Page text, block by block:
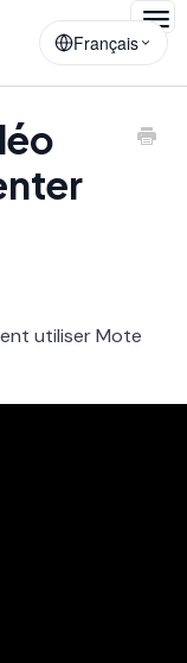
Français
utiliser Mote